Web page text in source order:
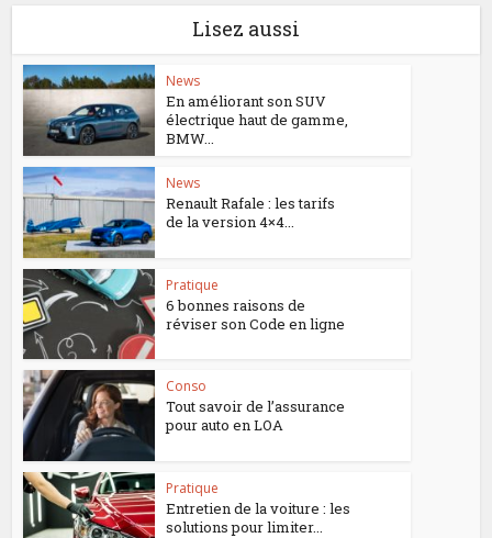
Lisez aussi
News
En améliorant son SUV
électrique haut de gamme,
BMW...
News
Renault Rafale : les tarifs
de la version 4×4...
Pratique
6 bonnes raisons de
réviser son Code en ligne
Conso
Tout savoir de l’assurance
pour auto en LOA
Pratique
Entretien de la voiture : les
solutions pour limiter...